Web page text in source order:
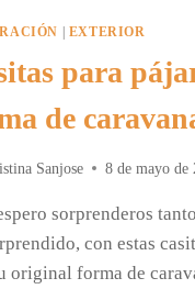
EXTERIOR
para
de
Sanjose 8 de mayo de
sorprenderos
con estas
original forma de